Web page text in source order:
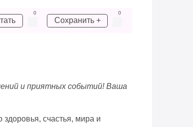
0
Сохранить +
0
и приятных событий! Ваша
счастья, мира и